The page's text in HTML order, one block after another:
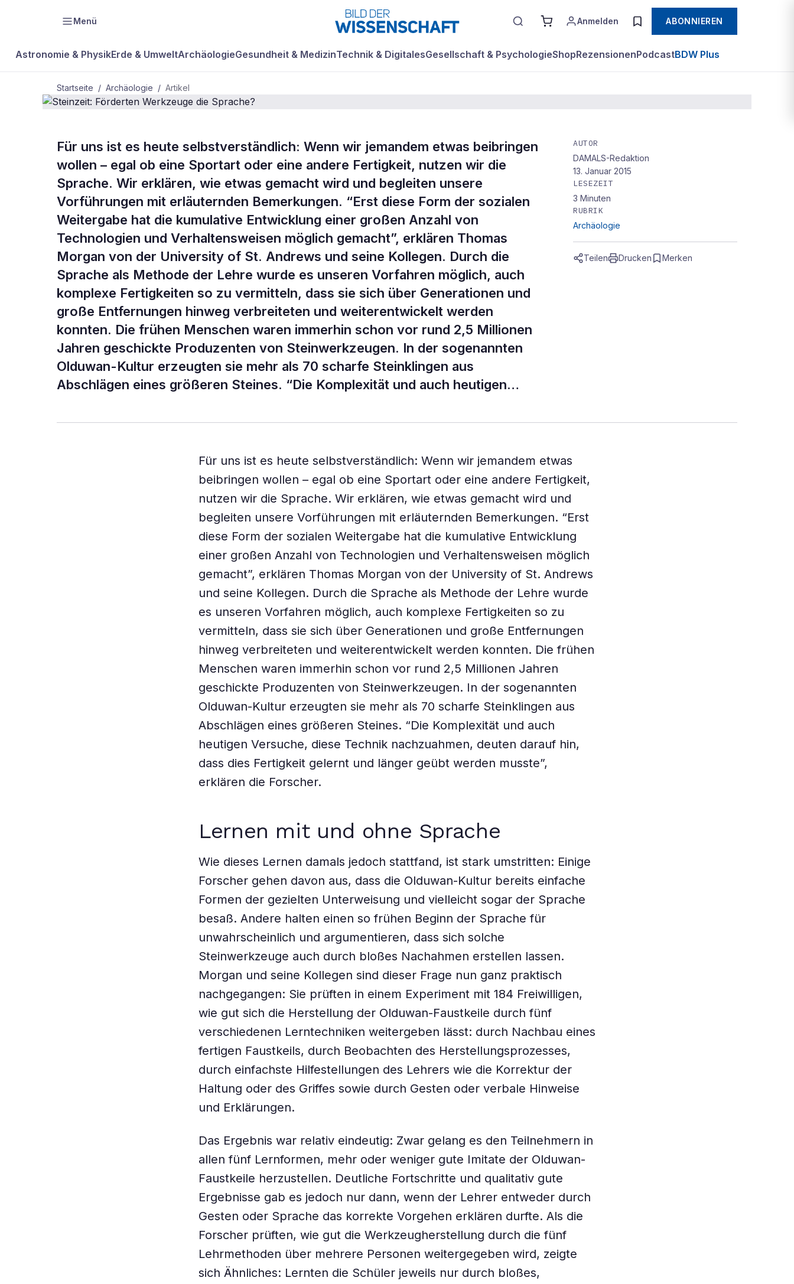
Menü Anmelden ABONNIEREN
Astronomie & PhysikErde & UmweltArchäologieGesundheit & MedizinTechnik & DigitalesGesellschaft & PsychologieShopRezensionenPodcastBDW Plus
Startseite / Archäologie / Artikel
ARCHÄOLOGIE
Steinzeit: Förderten Werkzeuge
die Sprache?
Für uns ist es heute selbstverständlich: Wenn wir jemandem etwas beibringen
wollen – egal ob eine Sportart oder eine andere Fertigkeit, nutzen wir die
Sprache. Wir erklären, wie etwas gemacht wird und begleiten unsere
Vorführungen mit erläuternden Bemerkungen. “Erst diese Form der sozialen
Weitergabe hat die kumulative Entwicklung einer großen Anzahl von
Technologien und Verhaltensweisen möglich gemacht”, erklären Thomas
Morgan von der University of St. Andrews und seine Kollegen. Durch die
Sprache als Methode der Lehre wurde es unseren Vorfahren möglich, auch
komplexe Fertigkeiten so zu vermitteln, dass sie sich über Generationen und
große Entfernungen hinweg verbreiteten und weiterentwickelt werden
konnten. Die frühen Menschen waren immerhin schon vor rund 2,5 Millionen
Jahren geschickte Produzenten von Steinwerkzeugen. In der sogenannten
Olduwan-Kultur erzeugten sie mehr als 70 scharfe Steinklingen aus
Abschlägen eines größeren Steines. “Die Komplexität und auch heutigen…
AUTOR
DAMALS-Redaktion
13. Januar 2015
LESEZEIT
3 Minuten
RUBRIK
Archäologie
Teilen Drucken Merken
Für uns ist es heute selbstverständlich: Wenn wir jemandem etwas
beibringen wollen – egal ob eine Sportart oder eine andere Fertigkeit,
nutzen wir die Sprache. Wir erklären, wie etwas gemacht wird und
begleiten unsere Vorführungen mit erläuternden Bemerkungen. “Erst
diese Form der sozialen Weitergabe hat die kumulative Entwicklung
einer großen Anzahl von Technologien und Verhaltensweisen möglich
gemacht”, erklären Thomas Morgan von der University of St. Andrews
und seine Kollegen. Durch die Sprache als Methode der Lehre wurde
es unseren Vorfahren möglich, auch komplexe Fertigkeiten so zu
vermitteln, dass sie sich über Generationen und große Entfernungen
hinweg verbreiteten und weiterentwickelt werden konnten. Die frühen
Menschen waren immerhin schon vor rund 2,5 Millionen Jahren
geschickte Produzenten von Steinwerkzeugen. In der sogenannten
Olduwan-Kultur erzeugten sie mehr als 70 scharfe Steinklingen aus
Abschlägen eines größeren Steines. “Die Komplexität und auch
heutigen Versuche, diese Technik nachzuahmen, deuten darauf hin,
dass dies Fertigkeit gelernt und länger geübt werden musste”,
erklären die Forscher.
Lernen mit und ohne Sprache
Wie dieses Lernen damals jedoch stattfand, ist stark umstritten: Einige
Forscher gehen davon aus, dass die Olduwan-Kultur bereits einfache
Formen der gezielten Unterweisung und vielleicht sogar der Sprache
besaß. Andere halten einen so frühen Beginn der Sprache für
unwahrscheinlich und argumentieren, dass sich solche
Steinwerkzeuge auch durch bloßes Nachahmen erstellen lassen.
Morgan und seine Kollegen sind dieser Frage nun ganz praktisch
nachgegangen: Sie prüften in einem Experiment mit 184 Freiwilligen,
wie gut sich die Herstellung der Olduwan-Faustkeile durch fünf
verschiedenen Lerntechniken weitergeben lässt: durch Nachbau eines
fertigen Faustkeils, durch Beobachten des Herstellungsprozesses,
durch einfachste Hilfestellungen des Lehrers wie die Korrektur der
Haltung oder des Griffes sowie durch Gesten oder verbale Hinweise
und Erklärungen.
Das Ergebnis war relativ eindeutig: Zwar gelang es den Teilnehmern in
allen fünf Lernformen, mehr oder weniger gute Imitate der Olduwan-
Faustkeile herzustellen. Deutliche Fortschritte und qualitativ gute
Ergebnisse gab es jedoch nur dann, wenn der Lehrer entweder durch
Gesten oder Sprache das korrekte Vorgehen erklären durfte. Als die
Forscher prüften, wie gut die Werkzeugherstellung durch die fünf
Lehrmethoden über mehrere Personen weitergegeben wird, zeigte
sich Ähnliches: Lernten die Schüler jeweils nur durch bloßes,